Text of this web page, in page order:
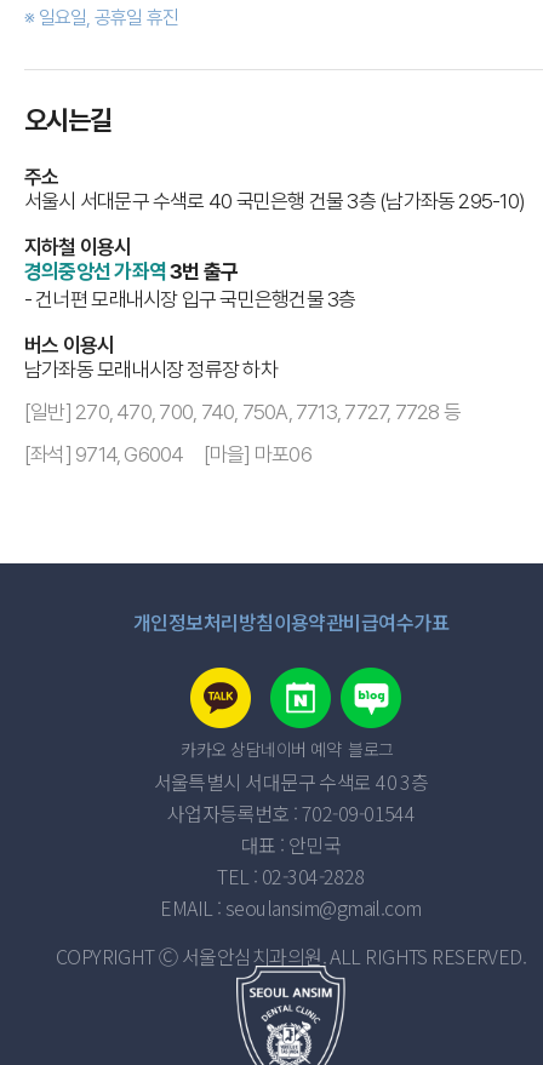
※ 일요일, 공휴일 휴진
오시는길
주소
서울시 서대문구 수색로 40 국민은행 건물 3층 (남가좌동 295-10)
지하철 이용시
경의중앙선 가좌역 3번 출구
- 건너편 모래내시장 입구 국민은행건물 3층
버스 이용시
남가좌동 모래내시장 정류장 하차
[일반] 270, 470, 700, 740, 750A, 7713, 7727, 7728 등
[좌석] 9714, G6004 [마을] 마포06
개인정보처리방침이용약관비급여수가표
카카오 상담네이버 예약 블로그
서울특별시 서대문구 수색로 40 3층
사업자등록번호 : 702-09-01544
대표 : 안민국
TEL : 02-304-2828
EMAIL : seoulansim@gmail.com
COPYRIGHT Ⓒ 서울안심치과의원. ALL RIGHTS RESERVED.